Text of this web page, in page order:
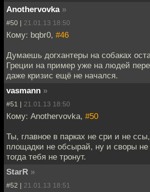
Anothervovka »
#50 | 21.01.13 18:50
Кому: bqbr0, #46
Думаешь догхантеры на собаках
Греции на пример уже на людей
даже кризис ещё не начался.
vasmann »
#51 | 21.01.13 18:50
Кому: Anothervovka, #50
Ты, главное в парках не сри и не
площадки не обсырай, ну и своры не
тогда тебя не тронут.
StarR »
#52 | 21.01.13 18:51